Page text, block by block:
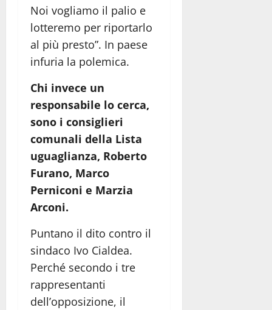
Noi vogliamo il palio e
lotteremo per riportarlo
al più presto”. In paese
infuria la polemica.
Chi invece un
responsabile lo cerca,
sono i consiglieri
comunali della Lista
uguaglianza, Roberto
Furano, Marco
Perniconi e Marzia
Arconi.
Puntano il dito contro il
sindaco Ivo Cialdea.
Perché secondo i tre
rappresentanti
dell’opposizione, il